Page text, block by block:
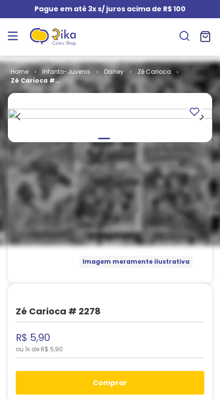
Pague em até 3x s/ juros acima de R$ 100
Infanto-Juvenis Disney
Zé Carioca
Zé Carioca #
2278
Imagem meramente ilustrativa
Zé Carioca # 2278
R$ 5,90
ou 1x de R$ 5,90
comprar